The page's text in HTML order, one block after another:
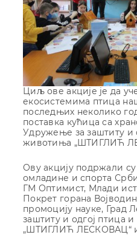
Циљ ове акције је да
екосистемима птица
последњих неколико
поставка кућица са
Удружење за заштиту и
животиња „ШТИГЛИЋ
Ову акцију подржали
омладине и спорта
ГМ Оптимист, Млади
Покрет горана
промоцију науке, Град
заштиту и одгој птица
„ШТИГЛИЋ ЛЕСКОВАЦ“ и